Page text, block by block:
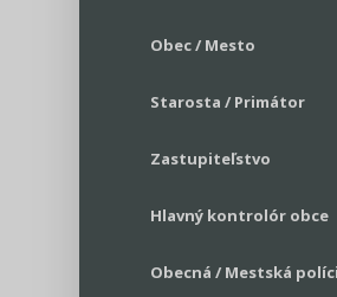
Obec / Mesto
Starosta / Primátor
Zastupiteľstvo
Hlavný kontrolór obce
Obecná / Mestská